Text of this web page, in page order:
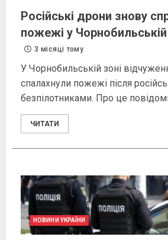
Російські дрони знову
пожежі у Чорнобильській
3 місяці тому
У Чорнобильській зоні
спалахнули пожежі після
безпілотниками. Про це
ЧИТАТИ
НОВИНИ УКРАЇНИ